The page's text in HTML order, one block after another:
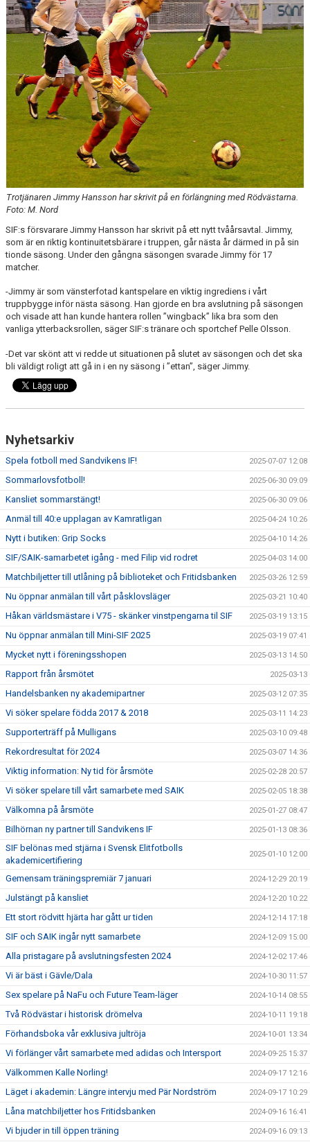
INTRESSEANMÄLAN FÖR SPELARE
INTRESSEANMÄLAN LEDARE
ANMÄLAN TILL CAMPER
Trotjänaren Jimmy Hansson har skrivit på en förlängning med Rödvästarna.
Foto: M. Nord
SIF:s försvarare Jimmy Hansson har skrivit på ett nytt tvåårsavtal. Jimmy,
som är en riktig kontinuitetsbärare i truppen, går nästa år därmed in på sin
tionde säsong. Under den gångna säsongen svarade Jimmy för 17
matcher.
-Jimmy är som vänsterfotad kantspelare en viktig ingrediens i vårt
truppbygge inför nästa säsong. Han gjorde en bra avslutning på säsongen
och visade att han kunde hantera rollen ”wingback” lika bra som den
vanliga ytterbacksrollen, säger SIF:s tränare och sportchef Pelle Olsson.
-Det var skönt att vi redde ut situationen på slutet av säsongen och det ska
bli väldigt roligt att gå in i en ny säsong i ”ettan”, säger Jimmy.
Nyhetsarkiv
Spela fotboll med Sandvikens IF! 2025-07-07 12:08
Sommarlovsfotboll! 2025-06-30 09:09
Kansliet sommarstängt! 2025-06-30 09:06
Anmäl till 40:e upplagan av Kamratligan 2025-04-24 10:26
Nytt i butiken: Grip Socks 2025-04-10 14:26
SIF/SAIK-samarbetet igång - med Filip vid rodret 2025-04-03 14:00
Matchbiljetter till utlåning på biblioteket och Fritidsbanken 2025-03-26 12:59
Nu öppnar anmälan till vårt påsklovsläger 2025-03-21 10:40
Håkan världsmästare i V75 - skänker vinstpengarna til SIF 2025-03-19 13:15
Nu öppnar anmälan till Mini-SIF 2025 2025-03-19 07:41
Mycket nytt i föreningsshopen 2025-03-13 14:50
Rapport från årsmötet 2025-03-13
Handelsbanken ny akademipartner 2025-03-12 07:35
Vi söker spelare födda 2017 & 2018 2025-03-11 14:23
Supporterträff på Mulligans 2025-03-10 09:48
Rekordresultat för 2024 2025-03-07 14:36
Viktig information: Ny tid för årsmöte 2025-02-28 20:57
Vi söker spelare till vårt samarbete med SAIK 2025-02-05 18:38
Välkomna på årsmöte 2025-01-27 08:47
Bilhörnan ny partner till Sandvikens IF 2025-01-13 08:36
SIF belönas med stjärna i Svensk Elitfotbolls
akademicertifiering
2025-01-10 12:00
Gemensam träningspremiär 7 januari 2024-12-29 20:19
Julstängt på kansliet 2024-12-20 10:22
Ett stort rödvitt hjärta har gått ur tiden 2024-12-14 17:18
SIF och SAIK ingår nytt samarbete 2024-12-09 15:00
Alla pristagare på avslutningsfesten 2024 2024-12-02 17:46
Vi är bäst i Gävle/Dala 2024-10-30 11:57
Sex spelare på NaFu och Future Team-läger 2024-10-14 08:55
Två Rödvästar i historisk drömelva 2024-10-11 19:18
Förhandsboka vår exklusiva jultröja 2024-10-01 13:34
Vi förlänger vårt samarbete med adidas och Intersport 2024-09-25 15:37
Välkommen Kalle Norling! 2024-09-17 12:16
Läget i akademin: Längre intervju med Pär Nordström 2024-09-17 10:29
Låna matchbiljetter hos Fritidsbanken 2024-09-16 16:41
Vi bjuder in till öppen träning 2024-09-16 09:13